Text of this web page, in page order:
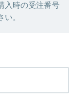
入時の受注番号
。